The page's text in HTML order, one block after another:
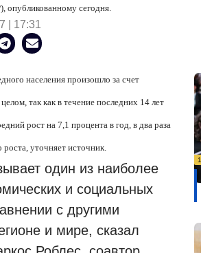
опубликованному сегодня.
| 17:31
населения произошло за счет
так как в течение последних 14 лет
рост на 7,1 процента в год, в два раза
уточняет источник.
один из наиболее
и социальных
с другими
и мире, сказал